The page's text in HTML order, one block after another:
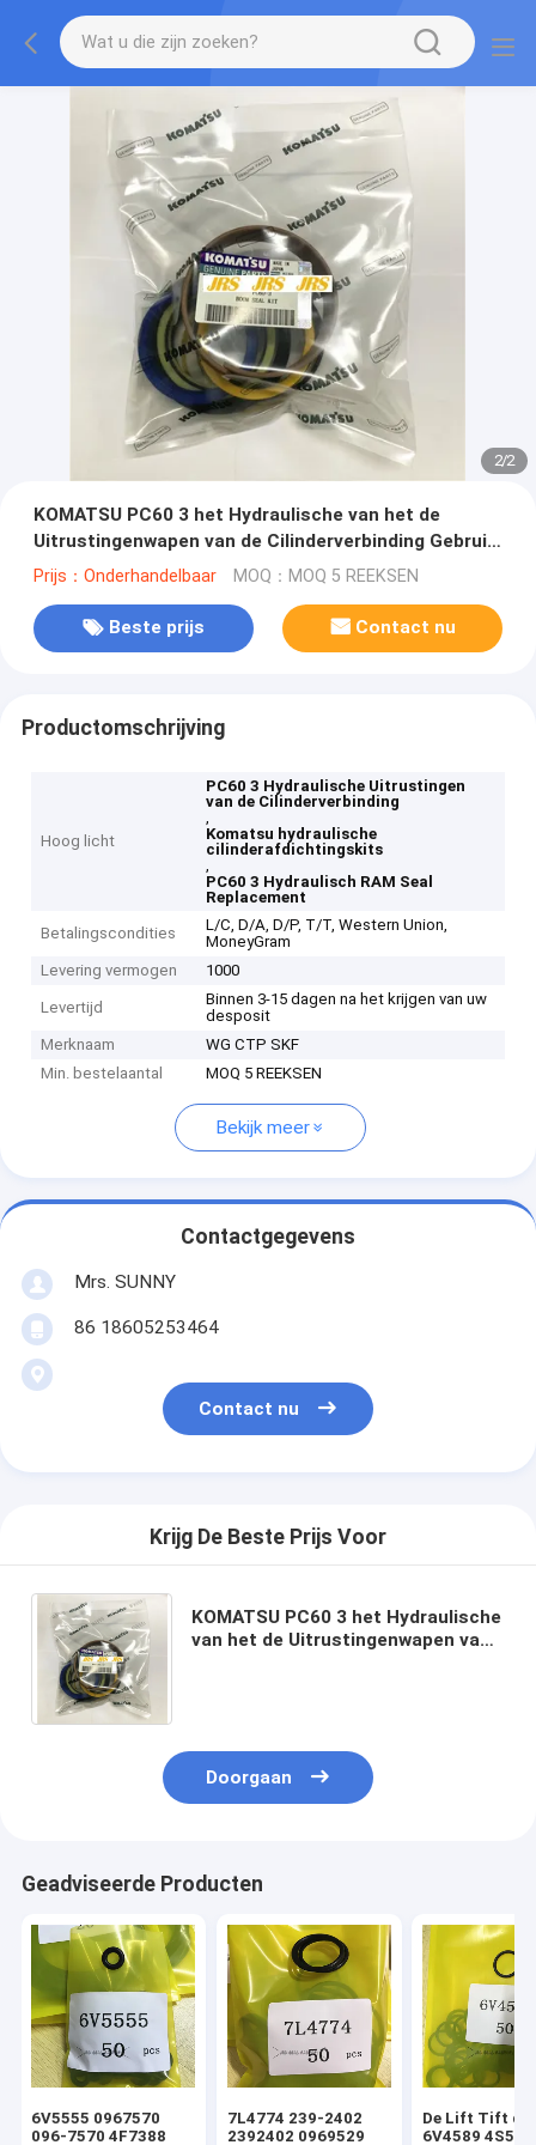
2/2
KOMATSU PC60 3 het Hydraulische van het de
Uitrustingenwapen van de Cilinderverbinding Gebruik
van de de Boomemmer
Prijs：Onderhandelbaar MOQ：MOQ 5 REEKSEN
Beste prijs Contact nu
Productomschrijving
Hoog licht
PC60 3 Hydraulische Uitrustingen
van de Cilinderverbinding
,
Komatsu hydraulische
cilinderafdichtingskits
,
PC60 3 Hydraulisch RAM Seal
Replacement
Betalingscondities
L/C, D/A, D/P, T/T, Western Union,
MoneyGram
Levering vermogen
1000
Levertijd
Binnen 3-15 dagen na het krijgen van uw
desposit
Merknaam
WG CTP SKF
Min. bestelaantal
MOQ 5 REEKSEN
Bekijk meer
Contactgegevens
Mrs. SUNNY
86 18605253464
Contact nu
Krijg De Beste Prijs Voor
KOMATSU PC60 3 het Hydraulische
van het de Uitrustingenwapen van
Doorgaan
Geadviseerde Producten
6V5555 0967570
096-7570 4F7388
7L4774 239-2402
2392402 0969529
De Lift Tift die
6V4589